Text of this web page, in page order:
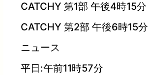
CATCHY 第1部 午後4時15分
CATCHY 第2部 午後6時15分
ニュース
平日:午前11時57分